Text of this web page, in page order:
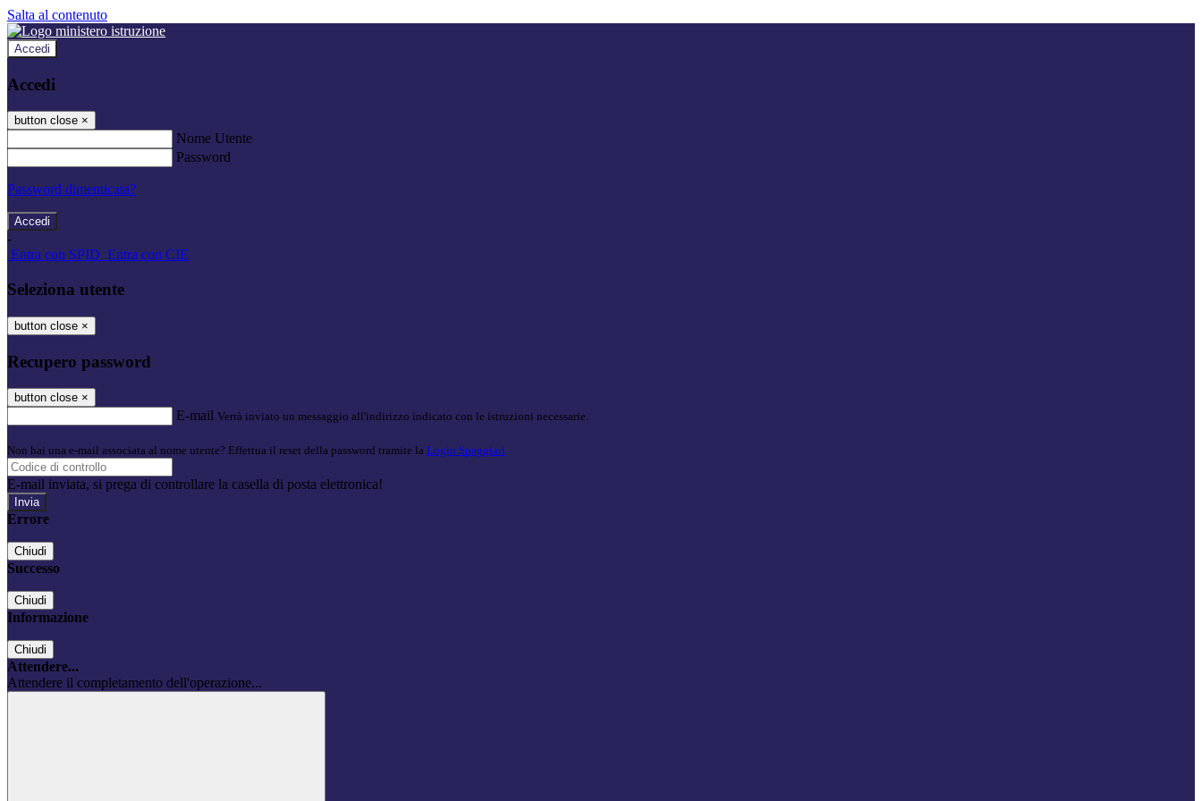
Salta al contenuto
Accedi
Accedi
button close ×
Nome Utente
Password
Password dimenticata?
-
Entra con SPID Entra con CIE
Seleziona utente
button close ×
Recupero password
button close ×
E-mail Verrà inviato un messaggio all'indirizzo indicato con le istruzioni necessarie.
Non hai una e-mail associata al nome utente? Effettua il reset della password tramite la Login Spaggiari
E-mail inviata, si prega di controllare la casella di posta elettronica!
Errore
Chiudi
Successo
Chiudi
Informazione
Chiudi
Attendere...
Attendere il completamento dell'operazione...